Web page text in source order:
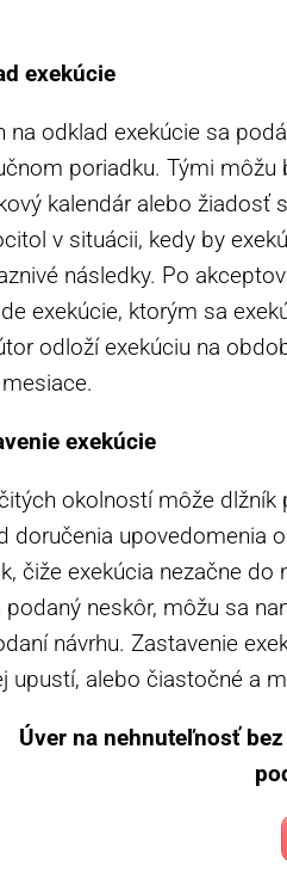
exekúcie
na odklad exekúcie sa
poriadku. Tými
kalendár alebo žiadosť
v situácii, kedy by
následky. Po
exekúcie, ktorým sa
odloží exekúciu na
exekúcie
okolností môže dlžník
doručenia upovedomenia
čiže exekúcia nezačne
podaný neskôr, môžu sa
návrhu. Zastavenie
upustí, alebo čiastočné a
Úver na nehnuteľnosť